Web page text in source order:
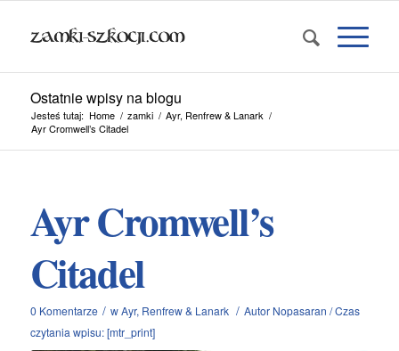
Ostatnie wpisy na blogu
Jesteś tutaj: Home / zamki / Ayr, Renfrew & Lanark /
Ayr Cromwell’s Citadel
Ayr Cromwell’s
Citadel
0 Komentarze / wAyr, Renfrew & Lanark / Autor Nopasaran /Czas
czytania wpisu: [mtr_print]